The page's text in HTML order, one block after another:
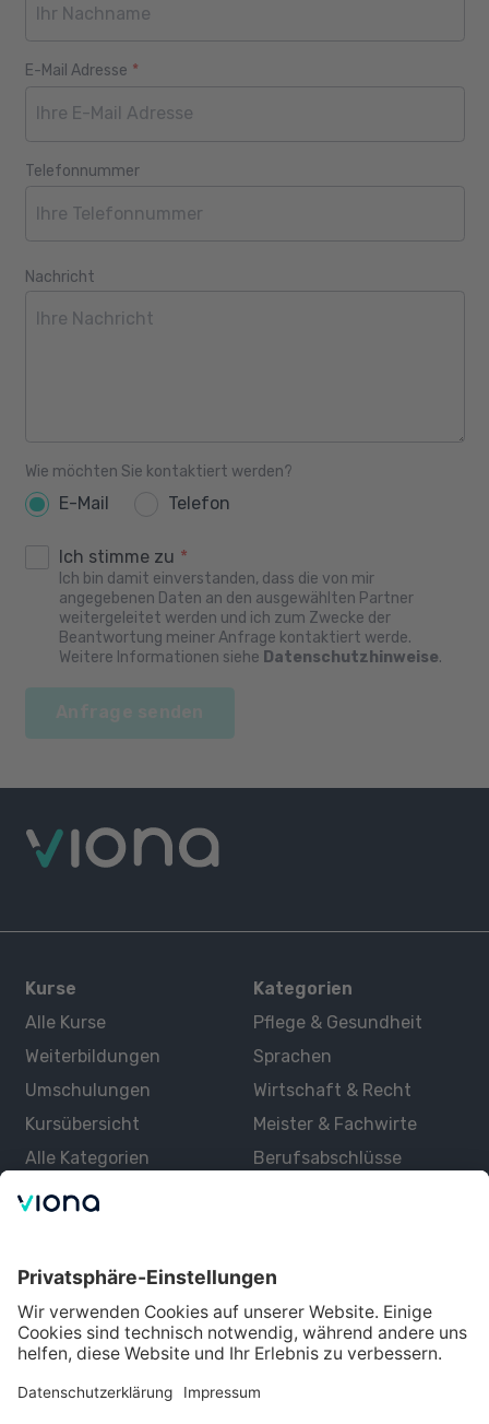
E-Mail Adresse *
Telefonnummer
Nachricht
Wie möchten Sie kontaktiert werden?
E-Mail Telefon
Ich stimme zu *
Ich bin damit einverstanden, dass die von mir
angegebenen Daten an den ausgewählten Partner
weitergeleitet werden und ich zum Zwecke der
Beantwortung meiner Anfrage kontaktiert werde.
Weitere Informationen siehe Datenschutzhinweise.
Kurse
Alle Kurse
Weiterbildungen
Umschulungen
Kursübersicht
Alle Kategorien
Kategorien
Pflege & Gesundheit
Sprachen
Wirtschaft & Recht
Meister & Fachwirte
Berufsabschlüsse
Über uns
Lernen mit Viona
Alle Partner
Partner werden